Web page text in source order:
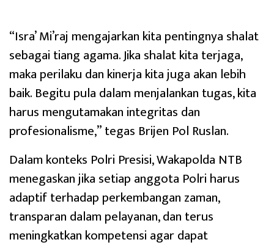
“Isra’ Mi’raj mengajarkan kita pentingnya shalat
sebagai tiang agama. Jika shalat kita terjaga,
maka perilaku dan kinerja kita juga akan lebih
baik. Begitu pula dalam menjalankan tugas, kita
harus mengutamakan integritas dan
profesionalisme,” tegas Brijen Pol Ruslan.
Dalam konteks Polri Presisi, Wakapolda NTB
menegaskan jika setiap anggota Polri harus
adaptif terhadap perkembangan zaman,
transparan dalam pelayanan, dan terus
meningkatkan kompetensi agar dapat